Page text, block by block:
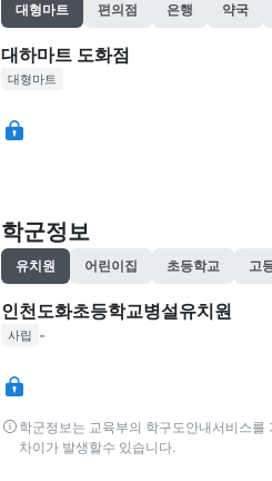
대형마트 편의점 은행 약국
대하마트 도화점
대형마트
학군정보
유치원 어린이집 초등학교 고
인천도화초등학교병설유치원
사립 -
학군정보는 교육부의 학구도안내서비스를
차이가 발생할수 있습니다.